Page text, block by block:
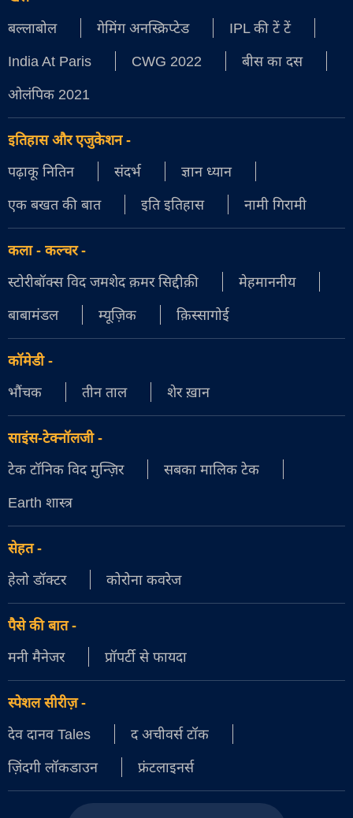
बल्लाबोल
गेमिंग अनस्क्रिप्टेड
IPL की टें टें
India At Paris
CWG 2022
बीस का दस
ओलंपिक 2021
इतिहास और एजुकेशन-
पढ़ाकू नितिन
संदर्भ
ज्ञान ध्यान
एक बखत की बात
इति इतिहास नामी गिरामी
कला - कल्चर-
स्टोरीबॉक्स विद जमशेद क़मर सिद्दीक़ी
मेहमाननीय
बाबामंडल
म्यूज़िक क़िस्सागोई
कॉमेडी-
भौंचक
तीन ताल शेर ख़ान
साइंस-टेक्नॉलजी-
टेक टॉनिक विद मुन्ज़िर
सबका मालिक टेक
Earth शास्त्र
सेहत-
हेलो डॉक्टर
कोरोना कवरेज
पैसे की बात-
मनी मैनेजर
प्रॉपर्टी से फायदा
स्पेशल सीरीज़-
देव दानव Tales
द अचीवर्स टॉक
ज़िंदगी लॉकडाउन
फ्रंटलाइनर्स